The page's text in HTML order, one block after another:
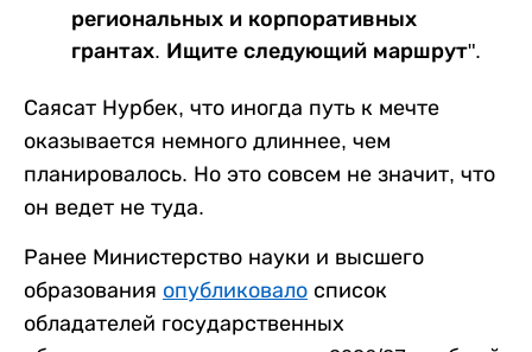
региональных и корпоративных
грантах. Ищите следующий маршрут".
Саясат Нурбек, что иногда путь к мечте
оказывается немного длиннее, чем
планировалось. Но это совсем не значит, что
он ведет не туда.
Ранее Министерство науки и высшего
образования опубликовало список
обладателей государственных